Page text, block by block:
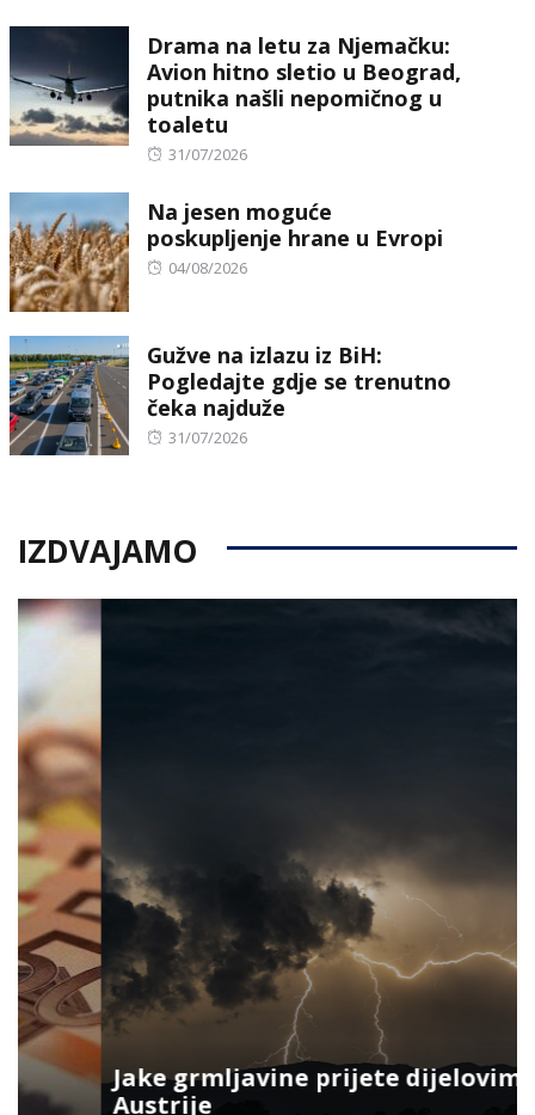
Drama na letu za Njemačku:
Avion hitno sletio u Beograd,
putnika našli nepomičnog u
toaletu
Posted
31/07/2026
Na jesen moguće
poskupljenje hrane u Evropi
Posted
04/08/2026
Gužve na izlazu iz BiH:
Pogledajte gdje se trenutno
čeka najduže
Posted
31/07/2026
IZDVAJAMO
Jake grmljavine prijete dijelovima
Austrije